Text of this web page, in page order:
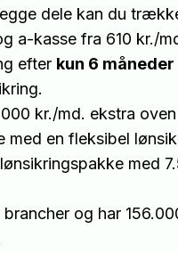
dele kan du
a-kasse fra 610 kr./
efter kun 6 måneder
kr./md. ekstra
med en fleksibel
med
og har